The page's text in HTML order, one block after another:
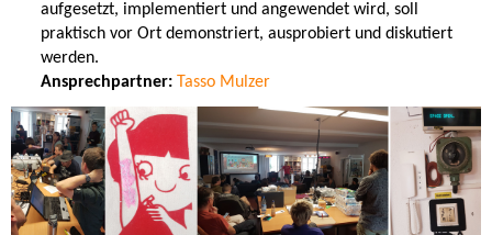
aufgesetzt, implementiert und angewendet wird, soll
praktisch vor Ort demonstriert, ausprobiert und diskutiert
werden.
Ansprechpartner: Tasso Mulzer